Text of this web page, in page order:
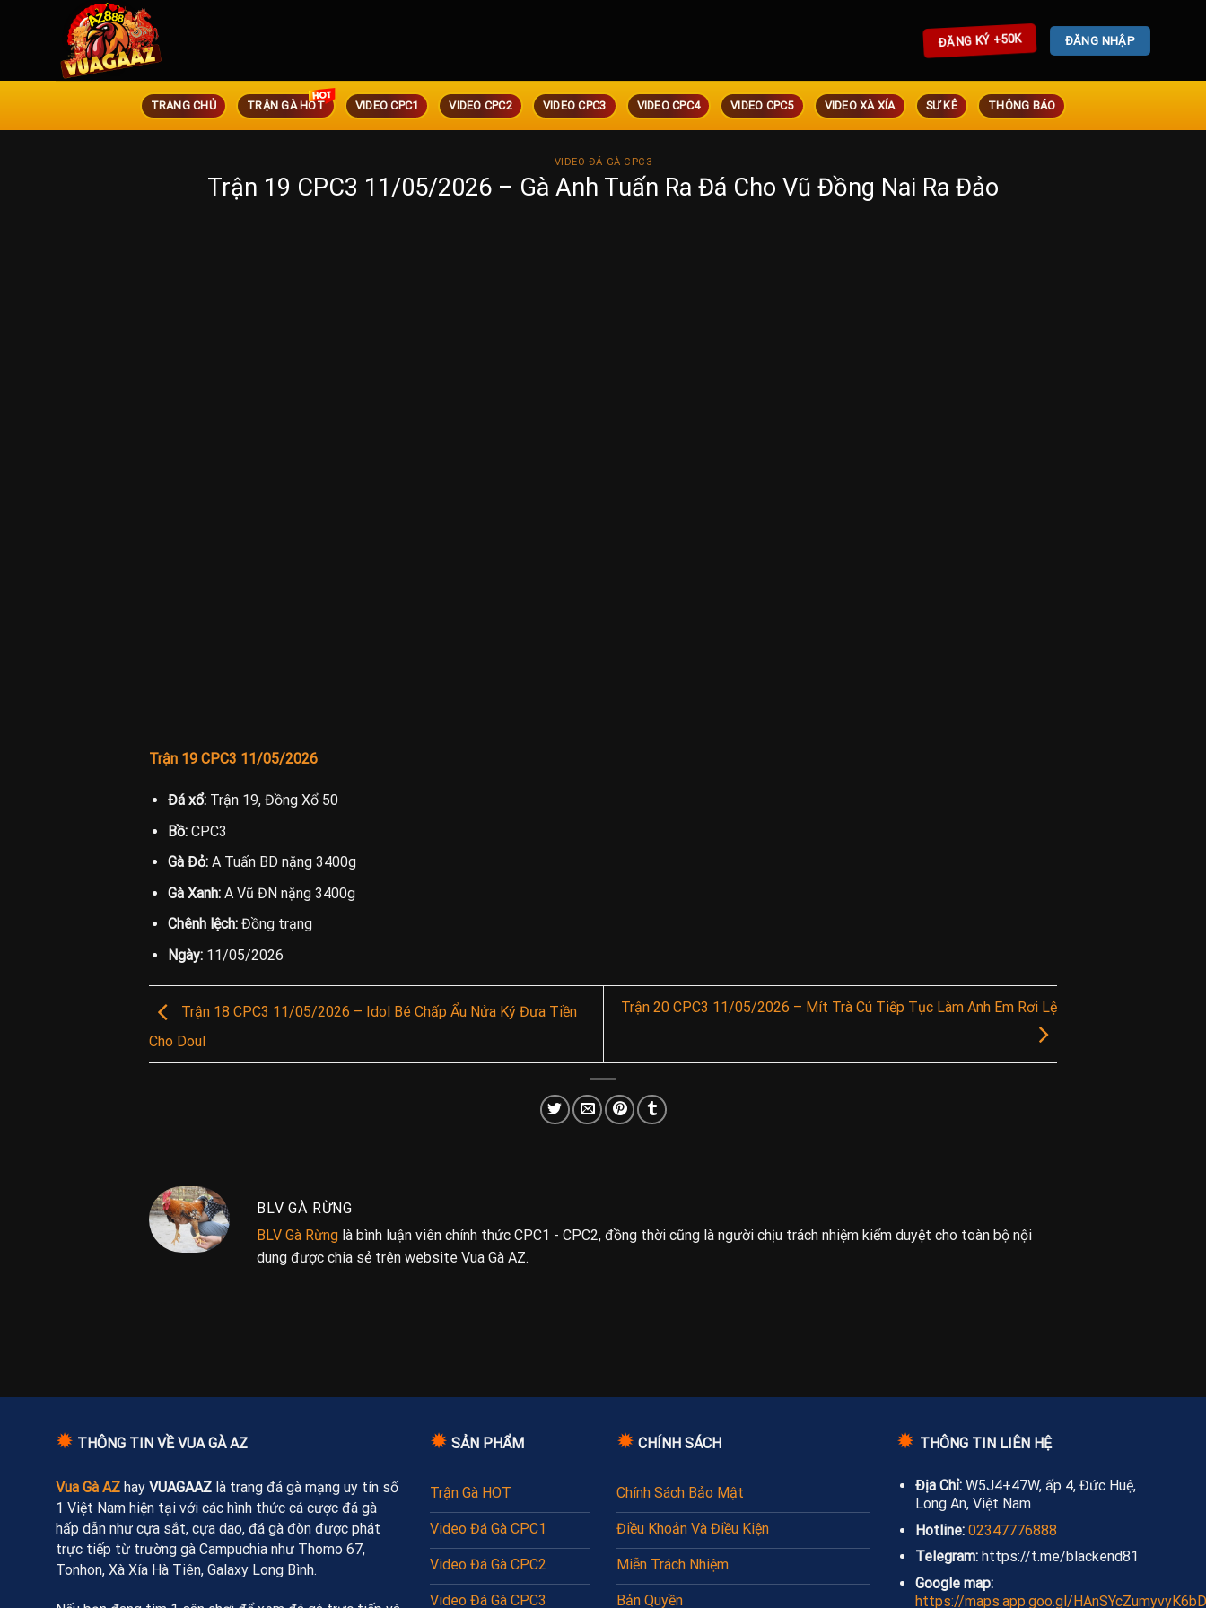
ĐĂNG KÝ +50K ĐĂNG NHẬP
TRANG CHỦ TRẬN GÀ HOT VIDEO CPC1 VIDEO CPC2 VIDEO CPC3 VIDEO CPC4 VIDEO CPC5 VIDEO XÀ XÍA SƯ KÊ THÔNG BÁO
VIDEO ĐÁ GÀ CPC3
Trận 19 CPC3 11/05/2026 – Gà Anh Tuấn Ra Đá Cho Vũ Đồng Nai Ra Đảo
Trận 19 CPC3 11/05/2026
Đá xổ:Trận 19, Đồng Xổ 50
Bồ:CPC3
Gà Đỏ:A Tuấn BD nặng 3400g
Gà Xanh:A Vũ ĐN nặng 3400g
Chênh lệch:Đồng trạng
Ngày:11/05/2026
Trận 18 CPC3 11/05/2026 – Idol Bé Chấp Ẩu Nửa Ký Đưa Tiền
Cho Doul
Trận 20 CPC3 11/05/2026 – Mít Trà Cú Tiếp Tục Làm Anh Em Rơi Lệ
BLV GÀ RỪNG
BLV Gà Rừng là bình luận viên chính thức CPC1 - CPC2, đồng thời cũng là người chịu trách nhiệm kiểm duyệt cho toàn bộ nội
dung được chia sẻ trên website Vua Gà AZ.
✹ THÔNG TIN VỀ VUA GÀ AZ
Vua Gà AZ hay VUAGAAZ là trang đá gà mạng uy tín số
1 Việt Nam hiện tại với các hình thức cá cược đá gà
hấp dẫn như cựa sắt, cựa dao, đá gà đòn được phát
trực tiếp từ trường gà Campuchia như Thomo 67,
Tonhon, Xà Xía Hà Tiên, Galaxy Long Bình.
✹ SẢN PHẨM
Trận Gà HOT
Video Đá Gà CPC1
Video Đá Gà CPC2
Video Đá Gà CPC3
✹ CHÍNH SÁCH
Chính Sách Bảo Mật
Điều Khoản Và Điều Kiện
Miễn Trách Nhiệm
Bản Quyền
✹ THÔNG TIN LIÊN HỆ
Địa Chỉ: W5J4+47W, ấp 4, Đức Huệ,
Long An, Việt Nam
Hotline: 02347776888
Telegram: https://t.me/blackend81
Google map:
https://maps.app.goo.gl/